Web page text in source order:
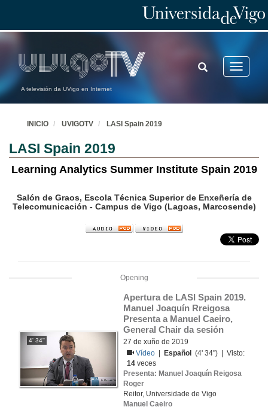
A televisión da UVigo en Internet
Toggle
TOGGLE
SEARCH
INICIO UVIGOTV LASI Spain 2019
LASI Spain 2019
Learning Analytics Summer Institute Spain 2019
Salón de Graos, Escola Técnica Superior de Enxeñería de
Telecomunicación - Campus de Vigo (Lagoas, Marcosende)
Opening
4' 34''
Apertura de LASI Spain 2019.
Manuel Joaquín Rreigosa
Presenta a Manuel Caeiro,
General Chair da sesión
27 de xuño de 2019
Vídeo
Español
(4' 34'') | Visto:
14 veces
Presenta: Manuel Joaquín Reigosa
Roger
Reitor, Universidade de Vigo
Manuel Caeiro